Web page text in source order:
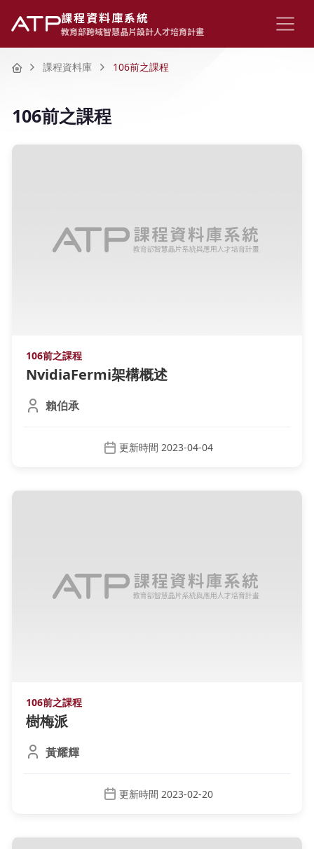
課程資料庫系統
教育部跨域智慧晶片設計人才培育計畫
Home課程資料庫 106前之課程
106前之課程
106前之課程
NvidiaFermi架構概述
賴伯承
更新時間 2023-04-04
106前之課程
樹梅派
黃耀輝
更新時間 2023-02-20